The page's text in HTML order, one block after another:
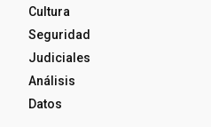
Cultura
Seguridad
Judiciales
Análisis
Datos